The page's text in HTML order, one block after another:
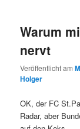
Warum
nervt
Veröffentlicht am
Holger
OK, der FC
Radar, aber